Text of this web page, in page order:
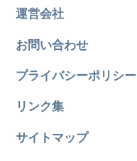
運営会社
お問い合わせ
プライバシーポリシー
リンク集
サイトマップ